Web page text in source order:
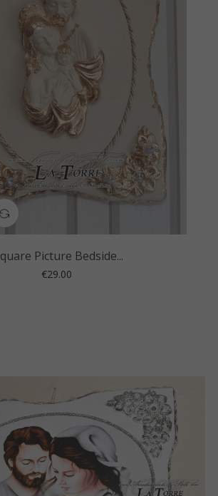
Picture Bedside...
Price
€29.00